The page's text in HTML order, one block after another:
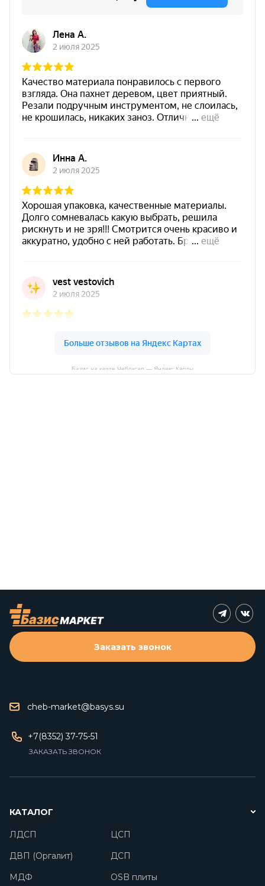
Базис на карте Чебоксар — Яндекс Карты
cheb-market@basys.su
+7(8352) 37-75-51
ЗАКАЗАТЬ ЗВОНОК
Заказать звонок
КАТАЛОГ
ЛДСП
ЦСП
ДВП (Оргалит)
ДСП
МДФ
OSB плиты